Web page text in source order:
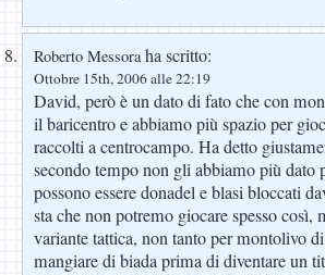
Roberto Messoraha scritto:
Ottobre 15th, 2006 alle 22:19
David, però è un dato di fato che con
il baricentro e abbiamo più spazio per
raccolti a centrocampo. Ha detto
secondo tempo non gli abbiamo più
possono essere donadel e blasi bloccati
sta che non potremo giocare spesso così,
variante tattica, non tanto per montolivo
mangiare di biada prima di diventare un